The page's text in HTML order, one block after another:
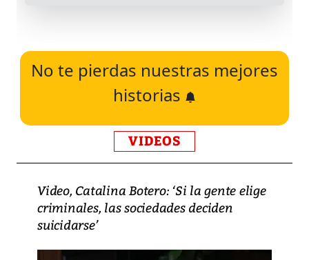
No te pierdas nuestras mejores
historias
VIDEOS
Video, Catalina Botero: ‘Si la gente elige
criminales, las sociedades deciden
suicidarse’